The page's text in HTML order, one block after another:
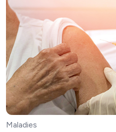
Maladies